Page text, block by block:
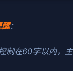
：
制在60字以内，